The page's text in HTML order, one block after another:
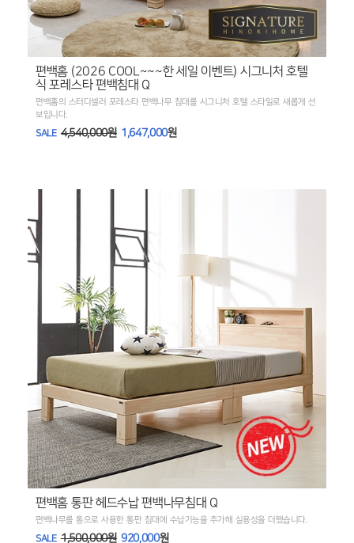
편백홈 (2026 COOL~~~한 세일 이벤트) 시그니처 호텔
식 포레스타 편백침대 Q
편백홈의 스터디셀러 포레스타 편백나무 침대를 시그니처 호텔 스타일로 새롭게 선
보입니다.
SALE 4,540,000원 1,647,000원
편백홈 통판 헤드수납 편백나무침대 Q
편백나무를 통으로 사용한 통판 침대에 수납기능을 추가해 실용성을 더했습니다.
SALE 1,500,000원 920,000원